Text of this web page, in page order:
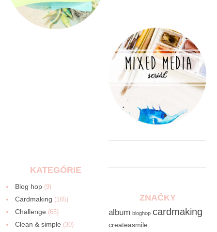
KATEGÓRIE
Blog hop (9)
Cardmaking (165)
Challenge (65)
Clean & simple (30)
ZNAČKY
album bloghop cardmaking
createasmile